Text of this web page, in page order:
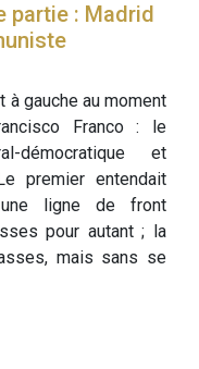
partie : Madrid
gauche au moment
Franco : le
démocratique et
premier entendait
ligne de front
pour autant ; la
mais sans se